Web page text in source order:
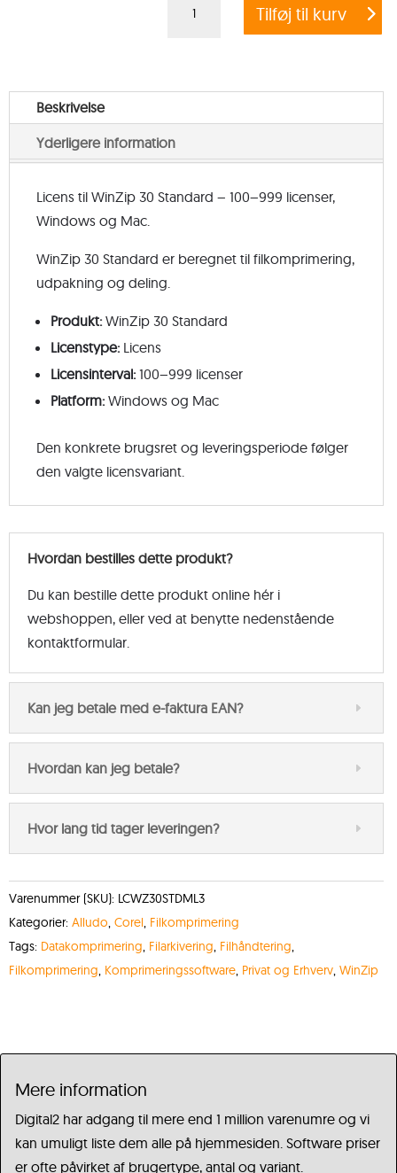
(100-
999)
antal
Tilføj til kurv
Beskrivelse
Yderligere information
Licens til WinZip 30 Standard – 100–999 licenser,
Windows og Mac.
WinZip 30 Standard er beregnet til filkomprimering,
udpakning og deling.
Produkt:WinZip 30 Standard
Licenstype:Licens
Licensinterval:100–999 licenser
Platform:Windows og Mac
Den konkrete brugsret og leveringsperiode følger
den valgte licensvariant.
Hvordan bestilles dette produkt?
Du kan bestille dette produkt online hér i
webshoppen, eller ved at benytte nedenstående
kontaktformular.
Kan jeg betale med e-faktura EAN?
Hvordan kan jeg betale?
Hvor lang tid tager leveringen?
Varenummer (SKU): LCWZ30STDML3
Kategorier: Alludo, Corel, Filkomprimering
Tags: Datakomprimering, Filarkivering, Filhåndtering,
Filkomprimering, Komprimeringssoftware, Privat og Erhverv, WinZip
Mere information
Digital2 har adgang til mere end 1 million varenumre og vi
kan umuligt liste dem alle på hjemmesiden. Software priser
er ofte påvirket af brugertype, antal og variant.